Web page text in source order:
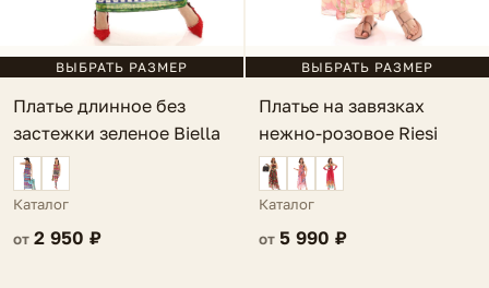
ВЫБРАТЬ РАЗМЕР
Платье длинное без
застежки зеленое Biella
Каталог
от 2 950 ₽
ВЫБРАТЬ РАЗМЕР
Платье на завязках
нежно-розовое Riesi
Каталог
от 5 990 ₽